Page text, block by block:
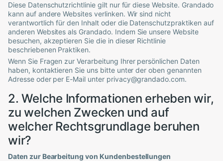
Diese Datenschutzrichtlinie gilt nur für diese Website. Grandado
kann auf andere Websites verlinken. Wir sind nicht
verantwortlich für den Inhalt oder die Datenschutzpraktiken auf
anderen Websites als Grandado. Indem Sie unsere Website
besuchen, akzeptieren Sie die in dieser Richtlinie
beschriebenen Praktiken.
Wenn Sie Fragen zur Verarbeitung Ihrer persönlichen Daten
haben, kontaktieren Sie uns bitte unter der oben genannten
Adresse oder per E-Mail unter privacy@grandado.com.
2. Welche Informationen erheben wir,
zu welchen Zwecken und auf
welcher Rechtsgrundlage beruhen
wir?
Daten zur Bearbeitung von Kundenbestellungen